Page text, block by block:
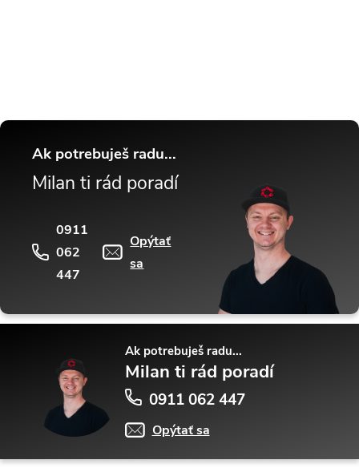
Ak potrebuješ radu...
Milan ti rád poradí
0911
062
447
Opýtať
sa
Ak potrebuješ radu...
Milan ti rád poradí
0911 062 447
Opýtať sa